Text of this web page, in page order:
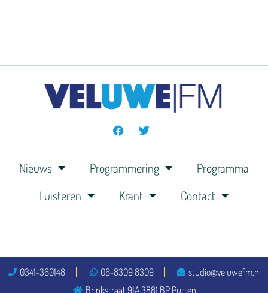
Nieuws Programmering
Programma
Luisteren
Krant Contact
0341-360148 06-8309 8309
studio@veluwefm.nl
Brinkstraat 91A 3881 BP Putten